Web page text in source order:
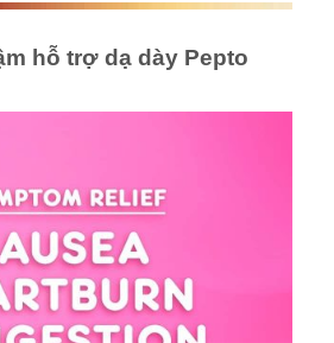
hỗ trợ dạ dày Pepto